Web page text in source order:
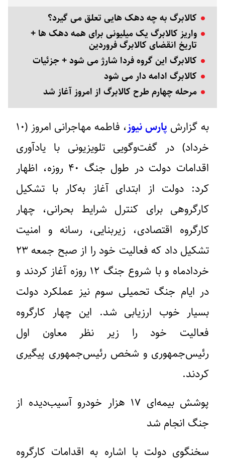
کالابرگ به چه دهک هایی تعلق می گیرد؟
واریز کالابرگ یک میلیونی برای همه دهک ها +
تاریخ انقضای کالابرگ فروردین
کالابرگ این گروه فردا شارژ می‌ شود + جزئیات
کالابرگ ادامه دار می شود
مرحله چهارم طرح کالابرگ از امروز آغاز شد
به گزارش پارس نیوز
، فاطمه مهاجرانی امروز (۱۰
خرداد) در گفت‌وگویی تلویزیونی با یادآوری
اقدامات دولت در طول جنگ ۴۰ روزه، اظهار
کرد: دولت از ابتدای آغاز به‌کار با تشکیل
کارگروهی برای کنترل شرایط بحرانی، چهار
کارگروه اقتصادی، زیربنایی، رسانه و امنیت
تشکیل داد که فعالیت خود را از صبح جمعه ۲۳
خردادماه و با شروع جنگ ۱۲ روزه آغاز کردند و
در ایام جنگ تحمیلی سوم نیز عملکرد دولت
بسیار خوب ارزیابی شد. این چهار کارگروه
فعالیت خود را زیر نظر معاون اول
رئیس‌جمهوری و شخص رئیس‌جمهوری پیگیری
کردند.
پوشش بیمه‌ای ۱۷ هزار خودرو آسیب‌دیده از
جنگ انجام شد
سخنگوی دولت با اشاره به اقدامات کارگروه